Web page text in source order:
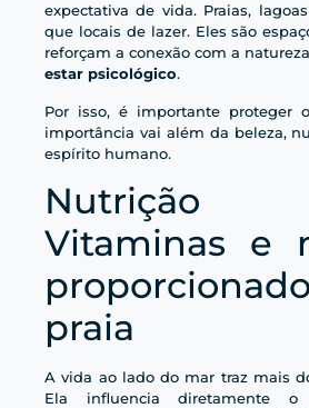
expectativa de vida. Praias,
que locais de lazer. Eles são
reforçam a conexão com a
estar psicológico.
Por isso, é importante proteger o
importância vai além da beleza,
espírito humano.
Nutrição
Vitaminas e
praia
A vida ao lado do mar traz mais
Ela influencia diretamente o